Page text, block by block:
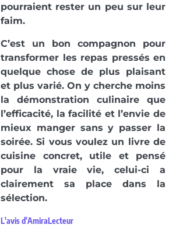
pourraient rester un peu sur leur
faim.
C’est un bon compagnon pour
transformer les repas pressés en
quelque chose de plus plaisant
et plus varié. On y cherche moins
la démonstration culinaire que
l’efficacité, la facilité et l’envie de
mieux manger sans y passer la
soirée. Si vous voulez un livre de
cuisine concret, utile et pensé
pour la vraie vie, celui-ci a
clairement sa place dans la
sélection.
L'avis d'AmiraLecteur